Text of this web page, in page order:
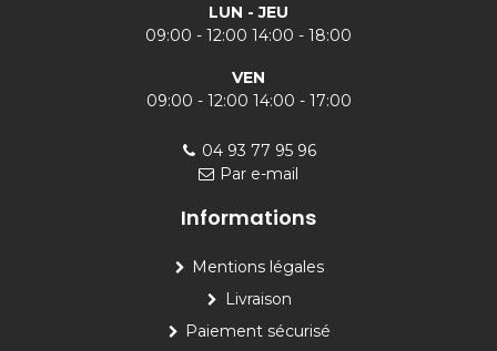
LUN - JEU
09:00 - 12:00 14:00 - 18:00
VEN
09:00 - 12:00 14:00 - 17:00
04 93 77 95 96
Par e-mail
Informations
Mentions légales
Livraison
Paiement sécurisé